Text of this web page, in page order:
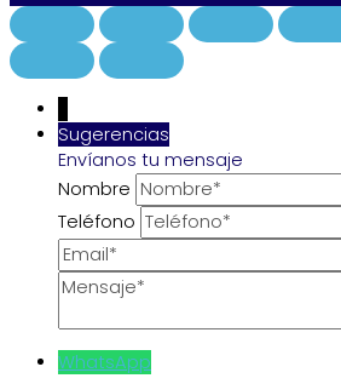
Sugerencias
Envíanos tu mensaje
Nombre
Teléfono
WhatsApp